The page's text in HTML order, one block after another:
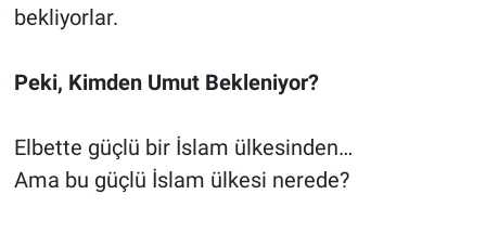
bekliyorlar.
Peki, Kimden Umut Bekleniyor?
Elbette güçlü bir İslam ülkesinden…
Ama bu güçlü İslam ülkesi nerede?